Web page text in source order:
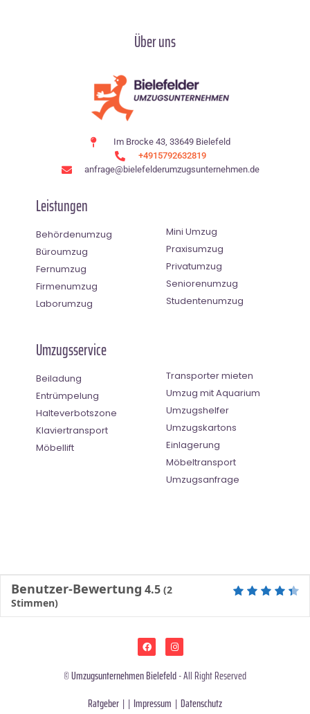
Über uns
Im Brocke 43, 33649 Bielefeld
+4915792632819
anfrage@bielefelderumzugsunternehmen.de
Leistungen
Behördenumzug
Büroumzug
Fernumzug
Firmenumzug
Laborumzug
Mini Umzug
Praxisumzug
Privatumzug
Seniorenumzug
Studentenumzug
Umzugsservice
Beiladung
Entrümpelung
Halteverbotszone
Klaviertransport
Möbellift
Transporter mieten
Umzug mit Aquarium
Umzugshelfer
Umzugskartons
Einlagerung
Möbeltransport
Umzugsanfrage
Benutzer-Bewertung 4.5 (2
Stimmen)
©Umzugsunternehmen Bielefeld- All Right Reserved
Ratgeber | | Impressum | Datenschutz